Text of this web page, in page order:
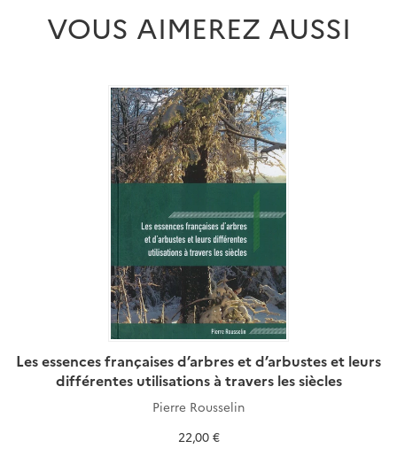
VOUS AIMEREZ AUSSI
Les essences françaises d’arbres et d’arbustes et leurs
différentes utilisations à travers les siècles
Pierre Rousselin
22,00 €